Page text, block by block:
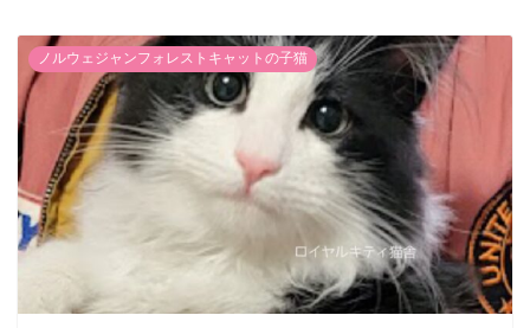
ノルウェジャンフォレストキャットの子猫